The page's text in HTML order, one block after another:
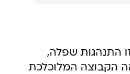
התנהגות שפלה,
הקבוצה המלוכלכת